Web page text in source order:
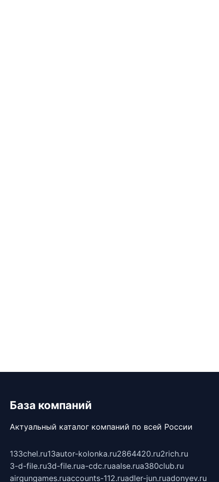
База компаний
Актуальный каталог компаний по всей России
133chel.ru13autor-kolonka.ru2864420.ru2rich.ru
3-d-file.ru3d-file.rua-cdc.ruaalse.rua380club.ru
airgungames.ruaccounts-112.ruadler-jun.ruadonyev.ru